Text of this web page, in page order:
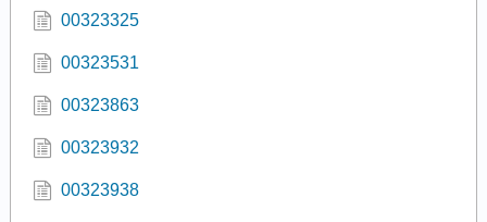
00323325
00323531
00323863
00323932
00323938